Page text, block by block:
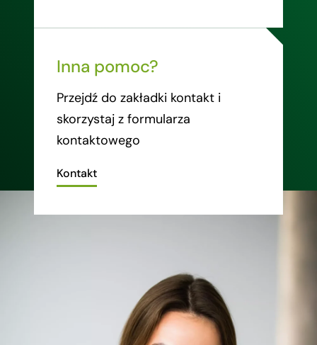
Inna pomoc?
Przejdź do zakładki kontakt i
skorzystaj z formularza
kontaktowego
Kontakt